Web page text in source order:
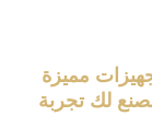
مميزة
لك تجربة